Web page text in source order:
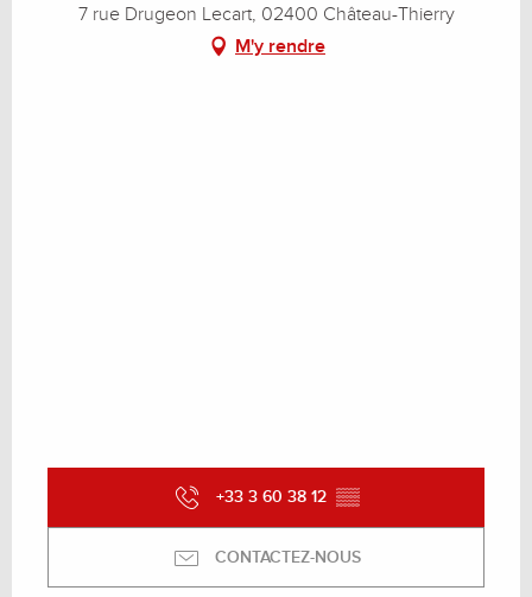
7 rue Drugeon Lecart, 02400 Château-Thierry
M'y rendre
+33 3 60 38 12 ▒▒
CONTACTEZ-NOUS